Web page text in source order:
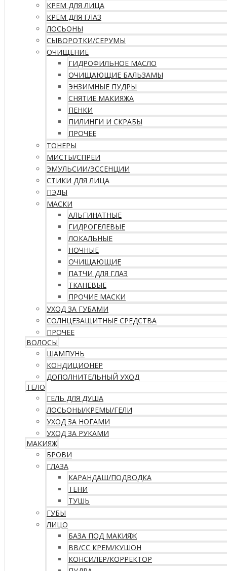
КРЕМ ДЛЯ ЛИЦА
КРЕМ ДЛЯ ГЛАЗ
ЛОСЬОНЫ
СЫВОРОТКИ/СЕРУМЫ
ОЧИЩЕНИЕ
ГИДРОФИЛЬНОЕ МАСЛО
ОЧИЩАЮЩИЕ БАЛЬЗАМЫ
ЭНЗИМНЫЕ ПУДРЫ
СНЯТИЕ МАКИЯЖА
ПЕНКИ
ПИЛИНГИ И СКРАБЫ
ПРОЧЕЕ
ТОНЕРЫ
МИСТЫ/СПРЕИ
ЭМУЛЬСИИ/ЭССЕНЦИИ
СТИКИ ДЛЯ ЛИЦА
ПЭДЫ
МАСКИ
АЛЬГИНАТНЫЕ
ГИДРОГЕЛЕВЫЕ
ЛОКАЛЬНЫЕ
НОЧНЫЕ
ОЧИЩАЮЩИЕ
ПАТЧИ ДЛЯ ГЛАЗ
ТКАНЕВЫЕ
ПРОЧИЕ МАСКИ
УХОД ЗА ГУБАМИ
СОЛНЦЕЗАЩИТНЫЕ СРЕДСТВА
ПРОЧЕЕ
ВОЛОСЫ
ШАМПУНЬ
КОНДИЦИОНЕР
ДОПОЛНИТЕЛЬНЫЙ УХОД
ТЕЛО
ГЕЛЬ ДЛЯ ДУША
ЛОСЬОНЫ/КРЕМЫ/ГЕЛИ
УХОД ЗА НОГАМИ
УХОД ЗА РУКАМИ
МАКИЯЖ
БРОВИ
ГЛАЗА
КАРАНДАШ/ПОДВОДКА
ТЕНИ
ТУШЬ
ГУБЫ
ЛИЦО
БАЗА ПОД МАКИЯЖ
ВВ/CC КРЕМ/КУШОН
КОНСИЛЕР/КОРРЕКТОР